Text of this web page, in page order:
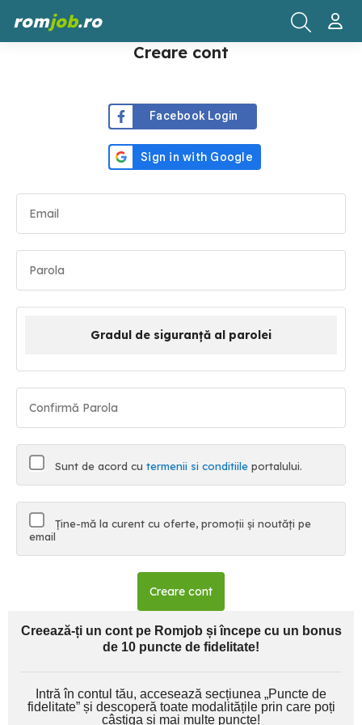
romjob.ro
Creare cont
Facebook Login
Gradul de siguranță al parolei
Sunt de acord cu termenii si conditiile portalului.
Ține-mă la curent cu oferte, promoții și noutăți pe
email
Creare cont
Creează-ți un cont pe Romjob și începe cu un bonus
de 10 puncte de fidelitate!
Intră în contul tău, accesează secțiunea „Puncte de
fidelitate” și descoperă toate modalitățile prin care poți
câștiga și mai multe puncte!